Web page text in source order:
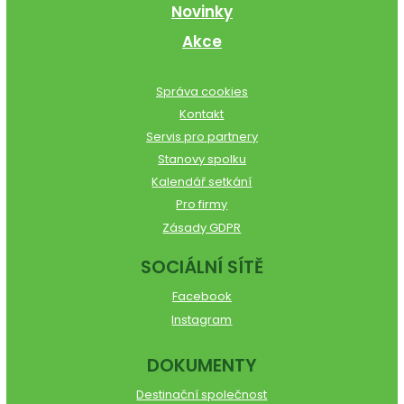
Novinky
Akce
Správa cookies
Kontakt
Servis pro partnery
Stanovy spolku
Kalendář setkání
Pro firmy
Zásady GDPR
SOCIÁLNÍ SÍTĚ
Facebook
Instagram
DOKUMENTY
Destinační společnost